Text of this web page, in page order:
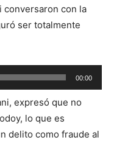
conversaron con la
ser totalmente
00:00
expresó que no
lo que es
delito como fraude al